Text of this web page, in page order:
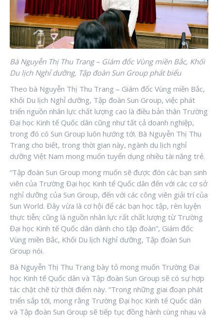
Bà Nguyễn Thị Thu Trang – Giám đốc Vùng miền Bắc, Khối
Du lịch Nghỉ dưỡng, Tập đoàn Sun Group phát biểu
Theo bà Nguyễn Thị Thu Trang – Giám đốc Vùng miền Bắc,
Khối Du lịch Nghỉ dưỡng, Tập đoàn Sun Group, việc phát
triển nguồn nhân lực chất lượng cao là điều bản thân Trường
Đại học Kinh tế Quốc dân cũng như tất cả doanh nghiệp,
trong đó có Sun Group luôn hướng tới. Bà Nguyễn Thị Thu
Trang cho biết, trong thời gian này, ngành du lịch nghỉ
dưỡng Việt Nam mong muốn tuyển dụng nhiều tài năng trẻ.
“Tập đoàn Sun Group mong muốn sẽ được đón các bạn sinh
viên của Trường Đại học Kinh tế Quốc dân đến với các cơ sở
nghỉ dưỡng của Sun Group, đến với các công viên giải trí của
Sun World. Đây vừa là cơ hội để các bạn học tập, rèn luyện
thực tiễn; cũng là nguồn nhân lực rất chất lượng từ Trường
Đại học Kinh tế Quốc dân dành cho tập đoàn”, Giám đốc
Vùng miền Bắc, Khối Du lịch Nghỉ dưỡng, Tập đoàn Sun
Group nói.
Bà Nguyễn Thị Thu Trang bày tỏ mong muốn Trường Đại
học Kinh tế Quốc dân và Tập đoàn Sun Group sẽ có sự hợp
tác chặt chẽ từ thời điểm này. “Trong những giai đoạn phát
triển sắp tới, mong rằng Trường Đại học Kinh tế Quốc dân
và Tập đoàn Sun Group sẽ tiếp tục đồng hành cùng nhau và